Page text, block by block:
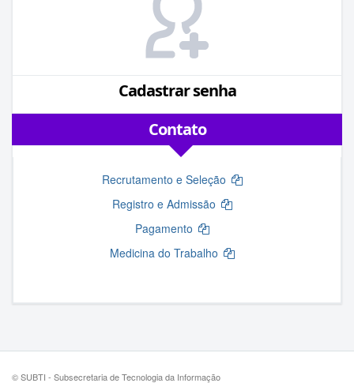
Cadastrar senha
Contato
Recrutamento e Seleção
Registro e Admissão
Pagamento
Medicina do Trabalho
© SUBTI - Subsecretaria de Tecnologia da Informação